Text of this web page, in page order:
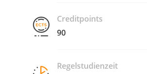
Creditpoints
90
Regelstudienzeit